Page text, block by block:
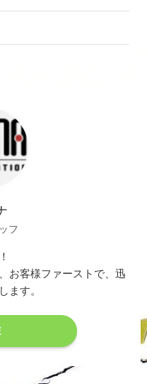
フ
お客様ファーストで、迅
ます。